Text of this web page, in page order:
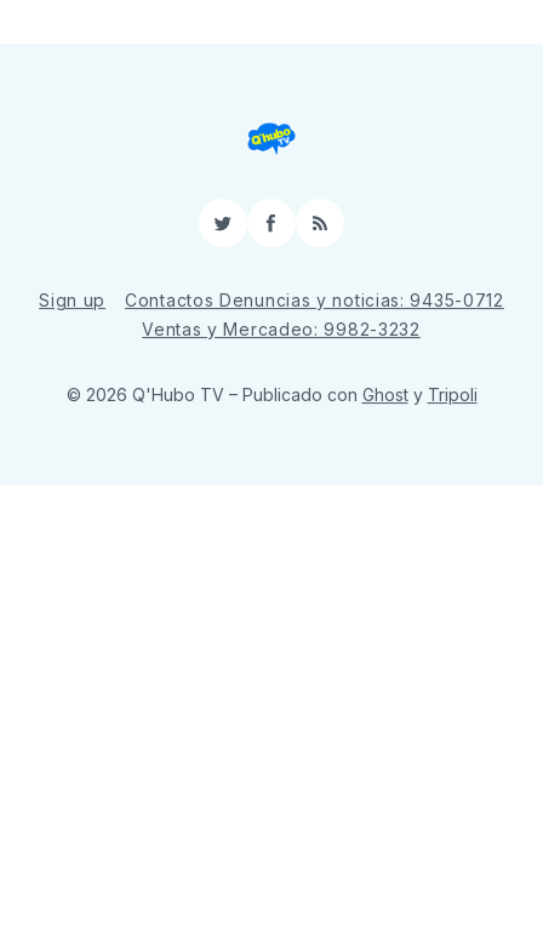
TwitterFacebook
RSS
Sign up
Contactos Denuncias y noticias: 9435-0712
Ventas y Mercadeo: 9982-3232
© 2026 Q'Hubo TV – Publicado con Ghosty Tripoli